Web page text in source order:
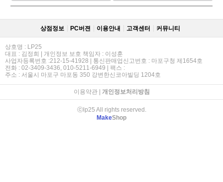
상점정보 PC버젼 이용안내 고객센터 커뮤니티
상호명 : LP25
대표 : 김정희 | 개인정보 보호 책임자 : 이성훈
사업자등록번호 :212-15-41928 | 통신판매업신고번호 : 마포구청 제1654호
전화 : 02-3409-3436, 010-5211-6949 | 팩스 :
주소 : 서울시 마포구 마포동 350 강변한신코아빌딩 1204호
이용약관| 개인정보처리방침
ⓒlp25 All rights reserved.
MakeShop